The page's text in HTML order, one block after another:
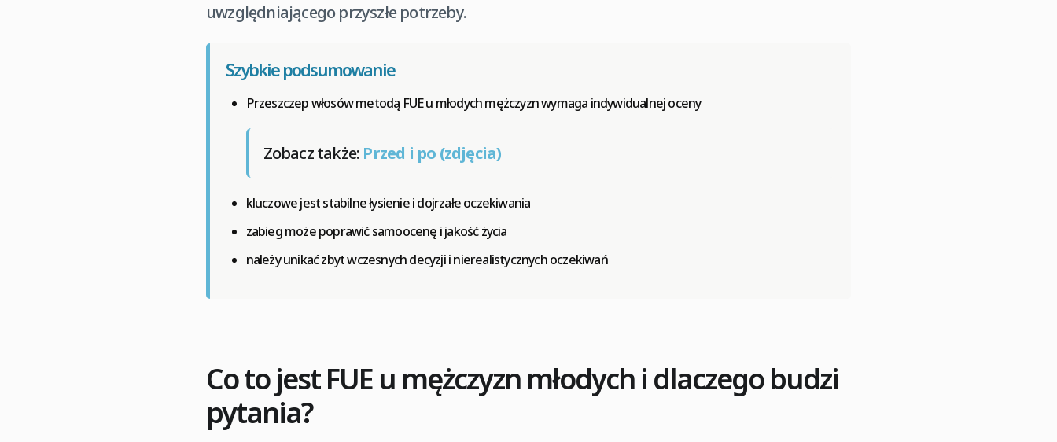
uwzględniającego przyszłe potrzeby.
Szybkie podsumowanie
Przeszczep włosów metodą FUE u młodych mężczyzn wymaga indywidualnej oceny
Zobacz także: Przed i po (zdjęcia)
kluczowe jest stabilne łysienie i dojrzałe oczekiwania
zabieg może poprawić samoocenę i jakość życia
należy unikać zbyt wczesnych decyzji i nierealistycznych oczekiwań
Co to jest FUE u mężczyzn młodych i dlaczego budzi
pytania?